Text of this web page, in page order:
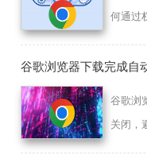
何通过
谷歌浏览器下载完成自
谷歌浏
关闭，